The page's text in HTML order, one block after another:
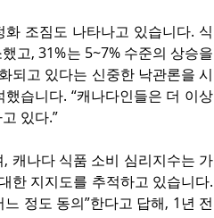
조짐도 나타나고 있습니다. 식
고, 31%는 5~7% 수준의 상승을
되고 있다는 신중한 낙관론을 시
습니다. “캐나다인들은 더 이상
있다.”
캐나다 식품 소비 심리지수는 가
한 지지도를 추적하고 있습니다.
정도 동의”한다고 답해, 1년 전